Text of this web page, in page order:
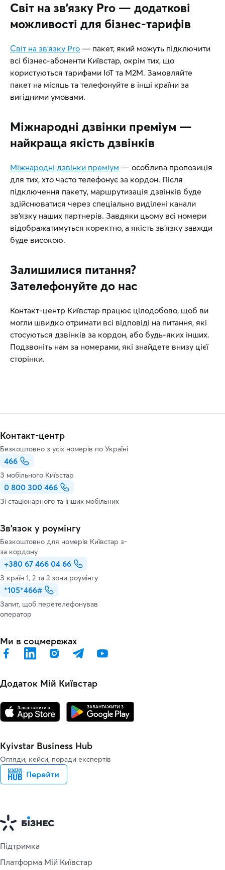
Світ на зв’язку Pro — додаткові
можливості для бізнес-тарифів
Світ на зв’язку Pro — пакет, який можуть підключити
всі бізнес-абоненти Київстар, окрім тих, що
користуються тарифами IoT та М2М. Замовляйте
пакет на місяць та телефонуйте в інші країни за
вигідними умовами.
Міжнародні дзвінки преміум —
найкраща якість дзвінків
Міжнародні дзвінки преміум — особлива пропозиція
для тих, хто часто телефонує за кордон. Після
підключення пакету, маршрутизація дзвінків буде
здійснюватися через спеціально виділені канали
зв’язку наших партнерів. Завдяки цьому всі номери
відображатимуться коректно, а якість зв’язку завжди
буде високою.
Залишилися питання?
Зателефонуйте до нас
Контакт-центр Київстар працює цілодобово, щоб ви
могли швидко отримати всі відповіді на питання, які
стосуються дзвінків за кордон, або будь-яких інших.
Подзвоніть нам за номерами, які знайдете внизу цієї
сторінки.
Контакт-центр
Безкоштовно з усіх номерів по Україні
466
З мобільного Київстар
0 800 300 466
Зі стаціонарного та інших мобільних
Зв’язок у роумінгу
Безкоштовно для номерів Київстар з-
за кордону
+380 67 466 04 66
З країн 1, 2 та 3 зони роумінгу
*105*466#
Запит, щоб перетелефонував
оператор
Ми в соцмережах
Додаток Мій Київстар
Kyivstar Business Hub
Огляди, кейси, поради експертів
Підтримка
Платформа Мій Київстар